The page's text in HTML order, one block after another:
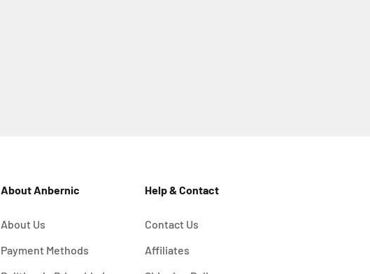
About Anbernic
About Us
Payment Methods
Help & Contact
Contact Us
Affiliates